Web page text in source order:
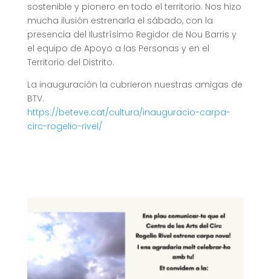
sostenible y pionero en todo el territorio. Nos hizo
mucha ilusión estrenarla el sábado, con la
presencia del Ilustrísimo Regidor de Nou Barris y
el equipo de Apoyo a las Personas y en el
Territorio del Distrito.
La inauguración la cubrieron nuestras amigas de
BTV.
https://beteve.cat/cultura/inauguracio-carpa-
circ-rogelio-rivel/